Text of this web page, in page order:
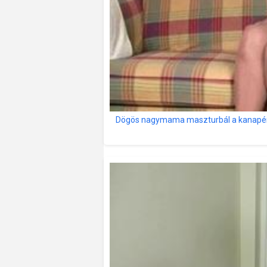
Dögös nagymama maszturbál a